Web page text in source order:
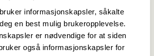
informasjonskapsler, såkalte
en best mulig brukeropplevelse.
er nødvendige for at siden
også informasjonskapsler for
var sjukepleiarar som
ambulansefaget.
fagfolk med kombinasjonen av